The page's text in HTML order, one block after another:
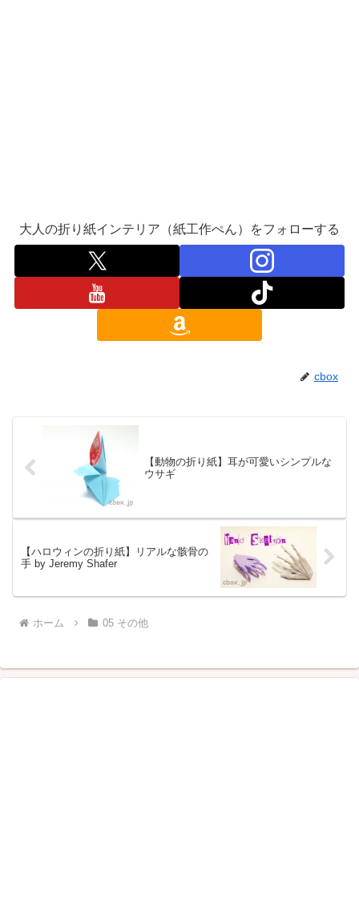
大人の折り紙インテリア（紙工作ぺん）をフォローする
cbox
【動物の折り紙】耳が可愛いシンプルな
ウサギ
【ハロウィンの折り紙】リアルな骸骨の
手 by Jeremy Shafer
ホーム 05 その他